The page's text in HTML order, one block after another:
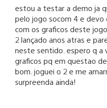
estou a testar a demo ja
pelo jogo socom 4 e devo
com os graficos deste
2 lançado anos atras e
neste sentido. espero q a
graficos pq em questao
bom. joguei o 2 e me
surpreenda ainda!